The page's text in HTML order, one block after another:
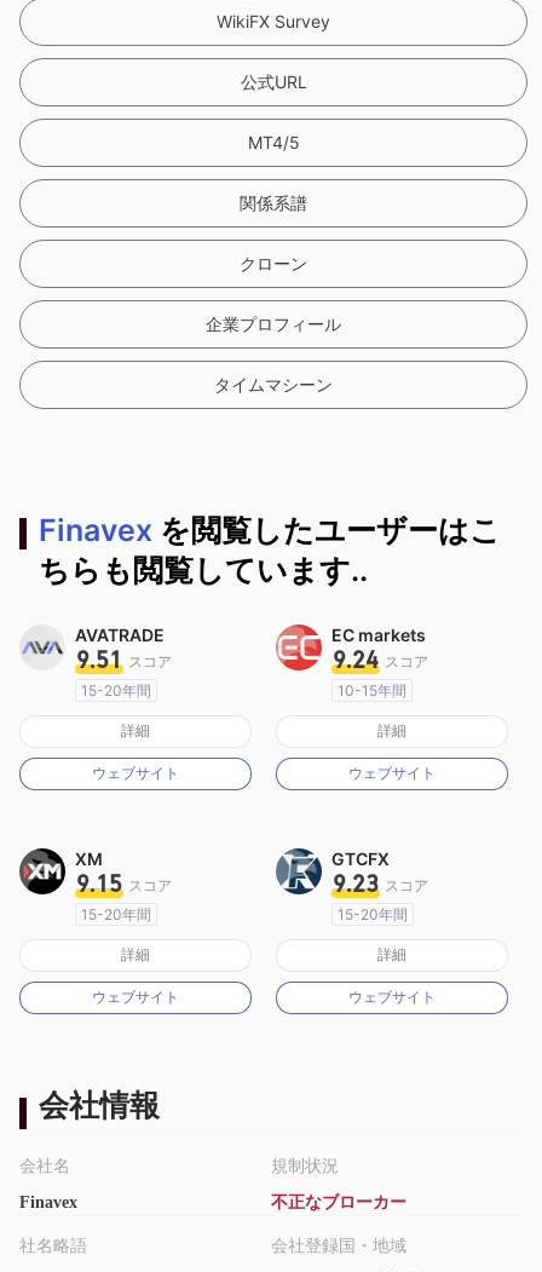
WikiFX Survey
公式URL
MT4/5
関係系譜
クローン
企業プロフィール
タイムマシーン
Finavex を閲覧したユーザーはこ
ちらも閲覧しています..
AVATRADE
9.51 スコア
15-20年間
オーストラリア規制
マーケットメイキングライセンス（MM）
MT4フルライセンス
詳細
ウェブサイト
EC markets
9.24 スコア
10-15年間
オーストラリア規制
マーケットメイキングライセンス（MM）
MT4フルライセンス
詳細
ウェブサイト
XM
9.15 スコア
15-20年間
オーストラリア規制
マーケットメイキングライセンス（MM）
MT4フルライセンス
詳細
ウェブサイト
GTCFX
9.23 スコア
15-20年間
イギリス規制
マーケットメイキングライセンス（MM）
MT4フルライセンス
詳細
ウェブサイト
会社情報
会社名
Finavex
社名略語
規制状況
不正なブローカー
会社登録国・地域